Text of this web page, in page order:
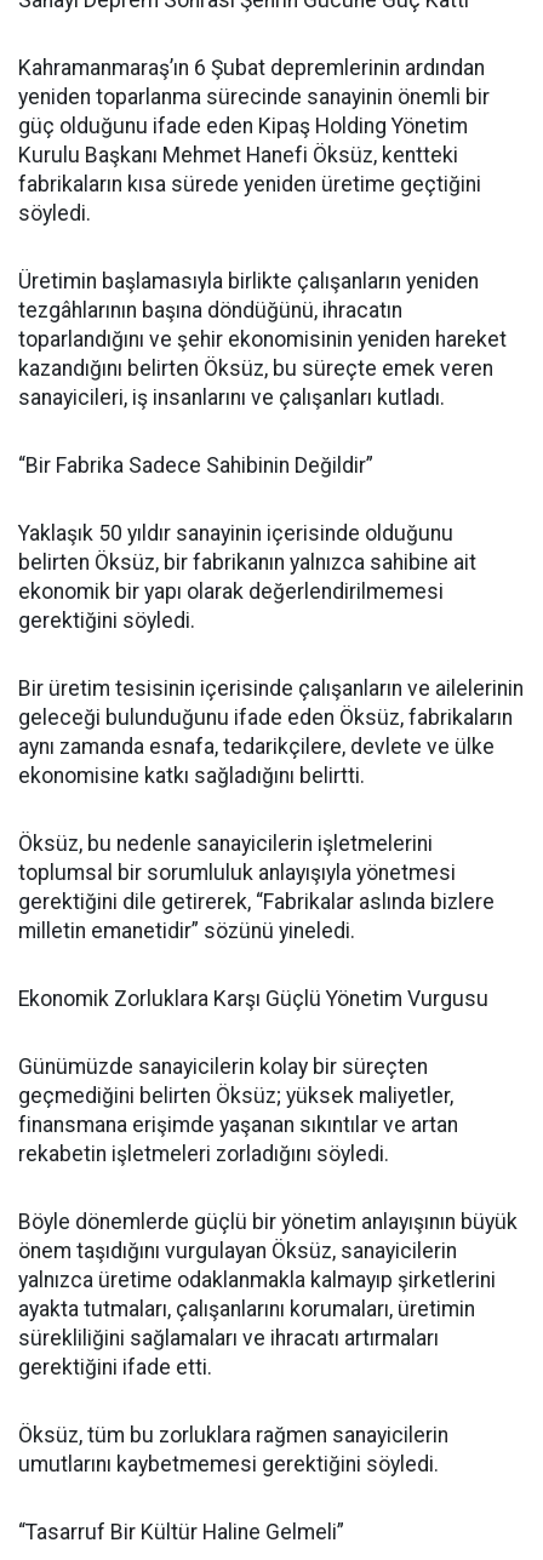
Kahramanmaraş’ın 6 Şubat depremlerinin ardından
yeniden toparlanma sürecinde sanayinin önemli bir
güç olduğunu ifade eden Kipaş Holding Yönetim
Kurulu Başkanı Mehmet Hanefi Öksüz, kentteki
fabrikaların kısa sürede yeniden üretime geçtiğini
söyledi.
Üretimin başlamasıyla birlikte çalışanların yeniden
tezgâhlarının başına döndüğünü, ihracatın
toparlandığını ve şehir ekonomisinin yeniden hareket
kazandığını belirten Öksüz, bu süreçte emek veren
sanayicileri, iş insanlarını ve çalışanları kutladı.
“Bir Fabrika Sadece Sahibinin Değildir”
Yaklaşık 50 yıldır sanayinin içerisinde olduğunu
belirten Öksüz, bir fabrikanın yalnızca sahibine ait
ekonomik bir yapı olarak değerlendirilmemesi
gerektiğini söyledi.
Bir üretim tesisinin içerisinde çalışanların ve ailelerinin
geleceği bulunduğunu ifade eden Öksüz, fabrikaların
aynı zamanda esnafa, tedarikçilere, devlete ve ülke
ekonomisine katkı sağladığını belirtti.
Öksüz, bu nedenle sanayicilerin işletmelerini
toplumsal bir sorumluluk anlayışıyla yönetmesi
gerektiğini dile getirerek, “Fabrikalar aslında bizlere
milletin emanetidir” sözünü yineledi.
Ekonomik Zorluklara Karşı Güçlü Yönetim Vurgusu
Günümüzde sanayicilerin kolay bir süreçten
geçmediğini belirten Öksüz; yüksek maliyetler,
finansmana erişimde yaşanan sıkıntılar ve artan
rekabetin işletmeleri zorladığını söyledi.
Böyle dönemlerde güçlü bir yönetim anlayışının büyük
önem taşıdığını vurgulayan Öksüz, sanayicilerin
yalnızca üretime odaklanmakla kalmayıp şirketlerini
ayakta tutmaları, çalışanlarını korumaları, üretimin
sürekliliğini sağlamaları ve ihracatı artırmaları
gerektiğini ifade etti.
Öksüz, tüm bu zorluklara rağmen sanayicilerin
umutlarını kaybetmemesi gerektiğini söyledi.
“Tasarruf Bir Kültür Haline Gelmeli”